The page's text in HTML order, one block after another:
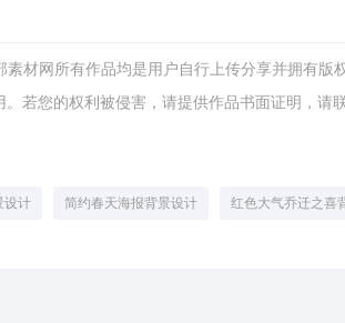
素材网所有作品均是用户自行上传分享并拥有版
。若您的权利被侵害，请提供作品书面证明，请
设计 简约春天海报背景设计 红色大气乔迁之喜